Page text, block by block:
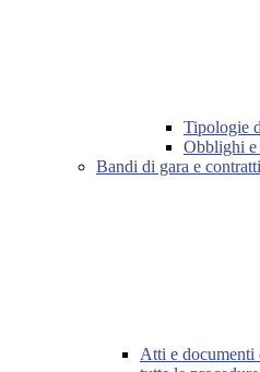
Tipologie
Obblighi e
Bandi di gara e contratti
Atti e documenti